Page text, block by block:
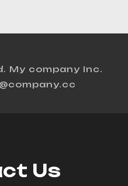
My company Inc.
Us